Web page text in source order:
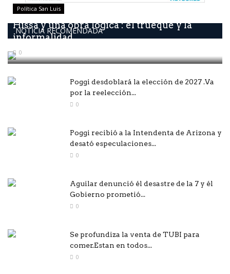
NOTICIA RECOMENDADA
Política San Luis
Hissa y una obra lógica : él trueque y la
informalidad...
0
Poggi desdoblará la elección de 2027 .Va
por la reelección...
0
Poggi recibió a la Intendenta de Arizona y
desató especulaciones...
0
Aguilar denunció él desastre de la 7 y él
Gobierno prometió...
0
Se profundiza la venta de TUBI para
comer.Estan en todos...
0